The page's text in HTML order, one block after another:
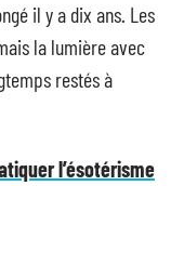
il y a dix ans. Les
la lumière avec
restés à
l’ésotérisme